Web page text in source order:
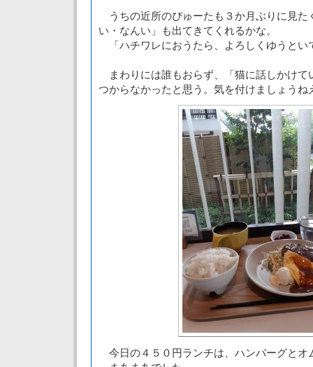
うちの近所のぴゅーたも３か月ぶりに見た
い・なんい」も出てきてくれるかな。
「ハチワレにおうたら、よろしくゆうとい
まわりには誰もおらず、「猫に話しかけて
つからなかったと思う。気を付けましょうね
今日の４５０円ランチは、ハンバーグとオ